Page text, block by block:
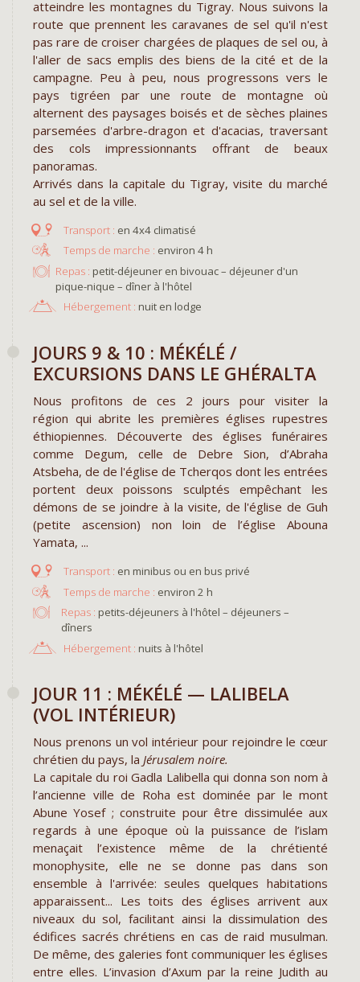
atteindre les montagnes du Tigray. Nous suivons la
route que prennent les caravanes de sel qu'il n'est
pas rare de croiser chargées de plaques de sel ou, à
l'aller de sacs emplis des biens de la cité et de la
campagne. Peu à peu, nous progressons vers le
pays tigréen par une route de montagne où
alternent des paysages boisés et de sèches plaines
parsemées d'arbre-dragon et d'acacias, traversant
des cols impressionnants offrant de beaux
panoramas.
Arrivés dans la capitale du Tigray, visite du marché
au sel et de la ville.
en 4x4 climatisé
environ 4 h
Repas : petit-déjeuner en bivouac – déjeuner d'un
pique-nique – dîner à l'hôtel
Hébergement : nuit en lodge
JOURS 9 & 10 : MÉKÉLÉ /
EXCURSIONS DANS LE GHÉRALTA
Nous profitons de ces 2 jours pour visiter la
région qui abrite les premières églises rupestres
éthiopiennes. Découverte des églises funéraires
comme Degum, celle de Debre Sion, d’Abraha
Atsbeha, de de l'église de Tcherqos dont les entrées
portent deux poissons sculptés empêchant les
démons de se joindre à la visite, de l'église de Guh
(petite ascension) non loin de l’église Abouna
Yamata, ...
en minibus ou en bus privé
environ 2 h
Repas : petits-déjeuners à l'hôtel – déjeuners –
dîners
Hébergement : nuits à l'hôtel
JOUR 11 : MÉKÉLÉ — LALIBELA
(VOL INTÉRIEUR)
Nous prenons un vol intérieur pour rejoindre le cœur
chrétien du pays, la Jérusalem noire.
La capitale du roi Gadla Lalibella qui donna son nom à
l’ancienne ville de Roha est dominée par le mont
Abune Yosef ; construite pour être dissimulée aux
regards à une époque où la puissance de l’islam
menaçait l’existence même de la chrétienté
monophysite, elle ne se donne pas dans son
ensemble à l'arrivée: seules quelques habitations
apparaissent... Les toits des églises arrivent aux
niveaux du sol, facilitant ainsi la dissimulation des
édifices sacrés chrétiens en cas de raid musulman.
De même, des galeries font communiquer les églises
entre elles. L’invasion d’Axum par la reine Judith au